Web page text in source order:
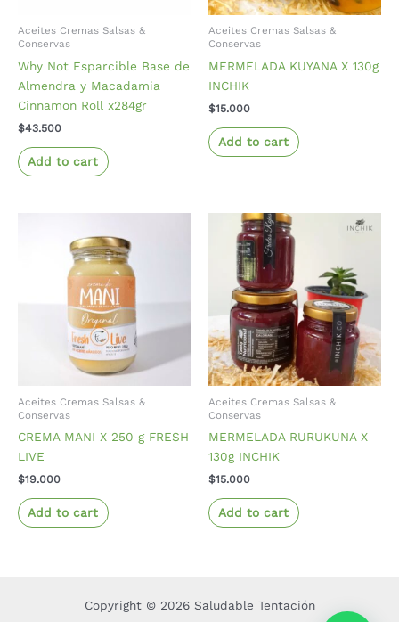
Aceites Cremas Salsas &
Conservas
Why Not Esparcible Base de
Almendra y Macadamia
Cinnamon Roll x284gr
$43.500
Add to cart
Aceites Cremas Salsas &
Conservas
MERMELADA KUYANA X 130g
INCHIK
$15.000
Add to cart
Aceites Cremas Salsas &
Conservas
CREMA MANI X 250 g FRESH
LIVE
$19.000
Add to cart
Aceites Cremas Salsas &
Conservas
MERMELADA RURUKUNA X
130g INCHIK
$15.000
Add to cart
Copyright © 2026 Saludable Tentación